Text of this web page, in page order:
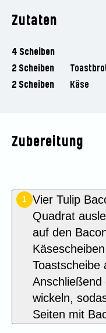
Zutaten
4 Scheiben
2 Scheiben
2 Scheiben
Käse
Zubereitung
1
Vier Tulip
Quadrat
auf den
Toastscheibe
Anschließend
wickeln,
Seiten mit